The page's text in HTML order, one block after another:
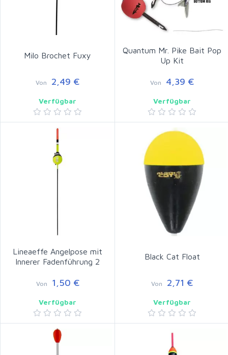
Milo Brochet Fuxy
Von 2,49 €
Verfügbar
Quantum Mr. Pike Bait Pop
Up Kit
Von 4,39 €
Verfügbar
Lineaeffe Angelpose mit
Innerer Fadenführung 2
Von 1,50 €
Verfügbar
Black Cat Float
Von 2,71 €
Verfügbar